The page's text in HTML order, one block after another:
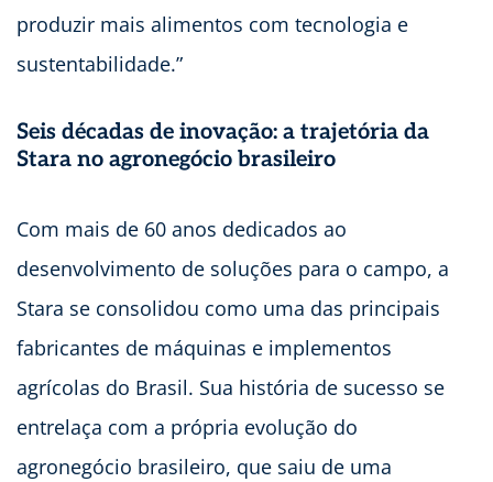
produzir mais alimentos com tecnologia e
sustentabilidade.”
Seis décadas de inovação: a trajetória da
Stara no agronegócio brasileiro
Com mais de 60 anos dedicados ao
desenvolvimento de soluções para o campo, a
Stara se consolidou como uma das principais
fabricantes de máquinas e implementos
agrícolas do Brasil. Sua história de sucesso se
entrelaça com a própria evolução do
agronegócio brasileiro, que saiu de uma